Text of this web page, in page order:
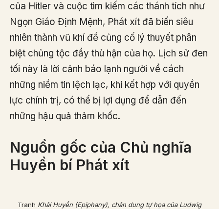
của Hitler và cuộc tìm kiếm các thánh tích như
Ngọn Giáo Định Mệnh, Phát xít đã biến siêu
nhiên thành vũ khí để củng cố lý thuyết phân
biệt chủng tộc đầy thù hận của họ. Lịch sử đen
tối này là lời cảnh báo lạnh người về cách
những niềm tin lệch lạc, khi kết hợp với quyền
lực chính trị, có thể bị lợi dụng để dẫn đến
những hậu quả thảm khốc.
Nguồn gốc của Chủ nghĩa
Huyền bí Phát xít
Tranh Khải Huyền (Epiphany), chân dung tự họa của Ludwig